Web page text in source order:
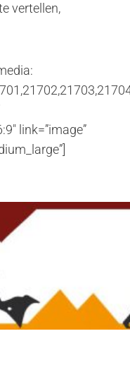
vertellen,
link=”image”